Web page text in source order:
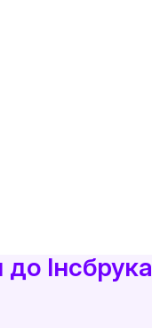
Інсбрука